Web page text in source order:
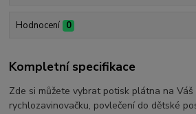
Hodnocení 0
Kompletní specifikace
Zde si můžete vybrat potisk plátna na
rychlozavinovačku, povlečení do dětské